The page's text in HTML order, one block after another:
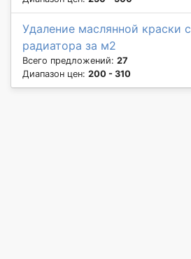
Удаление маслянной краски с
радиатора за м2
Всего предложений: 27
Диапазон цен: 200 - 310